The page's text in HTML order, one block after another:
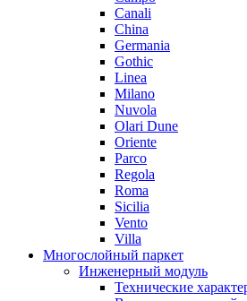
Canali
China
Germania
Gothic
Linea
Milano
Nuvola
Olari Dune
Oriente
Parco
Regola
Roma
Sicilia
Vento
Villa
Многослойный паркет
Инженерный модуль
Технические